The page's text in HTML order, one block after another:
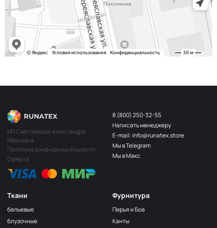
Ткани
бельевые
блузочные
Фурнитура
Перья и Боа
Канты
ИП Светлейшая Александра
Ивановна
Политика конфиденциальности
Оферта
8 (800) 250-32-55
Написать менеджеру
E-mail: info@runatex.store
Мы в Telegram
Мы в Макс